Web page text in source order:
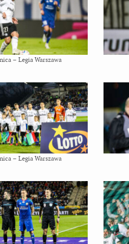
– Legia Warszawa
– Legia Warszawa